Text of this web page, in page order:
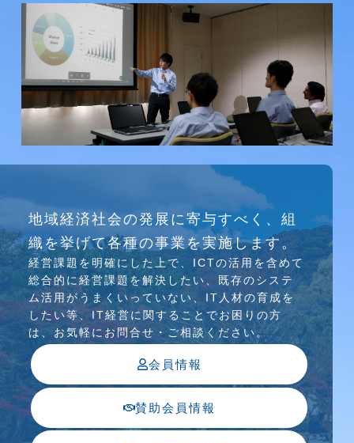
介護ソリューション研究会、WEB/SNS研究会を
行っています
地域経済社会の発展に寄与すべく、組
織を挙げて各種の事業を実施します。
経営課題を明確にした上で、ICTの活⽤を含めて
総合的に経営課題を解決したい、既存のシステ
ム活⽤がうまくいっていない、IT⼈材の育成を
したい等、IT経営に関することでお困りの⽅
は、お気軽にお問合せ・ご相談ください。
会員情報
賛助会員情報